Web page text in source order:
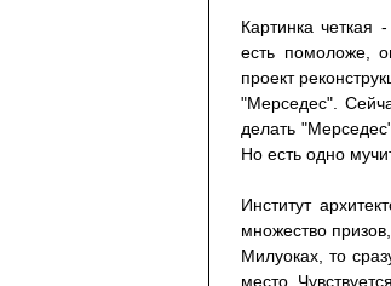
Картинка четкая
есть помоложе,
проект
"Мерседес".
делать
Но есть одно
Институт
множество
Милуоках, то
место.